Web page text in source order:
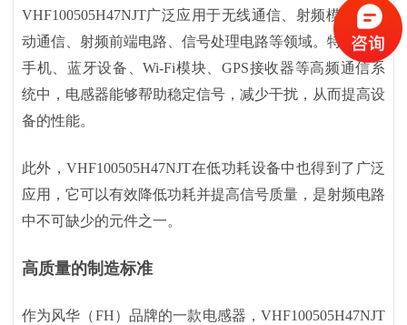
VHF100505H47NJT广泛应用于无线通信、射频模块、移
动通信、射频前端电路、信号处理电路等领域。特别是在
手机、蓝牙设备、Wi-Fi模块、GPS接收器等高频通信系
统中，电感器能够帮助稳定信号，减少干扰，从而提高设
备的性能。
此外，VHF100505H47NJT在低功耗设备中也得到了广泛
应用，它可以有效降低功耗并提高信号质量，是射频电路
中不可缺少的元件之一。
高质量的制造标准
作为风华（FH）品牌的一款电感器，VHF100505H47NJT